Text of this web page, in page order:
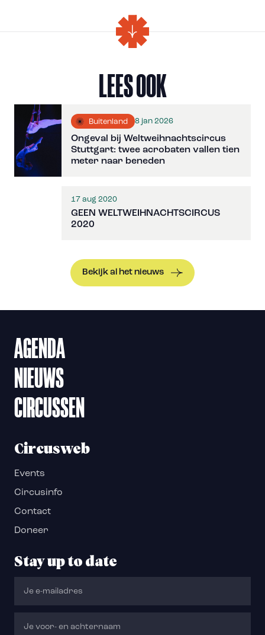
LEES OOK
Buitenland 8 jan 2026
Ongeval bij Weltweihnachtscircus
Stuttgart: twee acrobaten vallen tien
meter naar beneden
17 aug 2020
GEEN WELTWEIHNACHTSCIRCUS
2020
Bekijk al het nieuws
AGENDA
NIEUWS
CIRCUSSEN
Circusweb
Events
Circusinfo
Contact
Doneer
Stay up to date